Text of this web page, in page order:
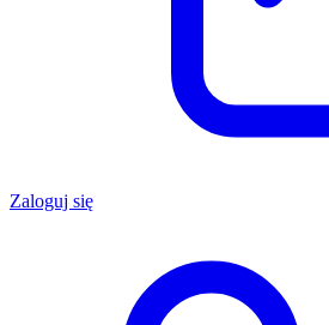
Zaloguj się